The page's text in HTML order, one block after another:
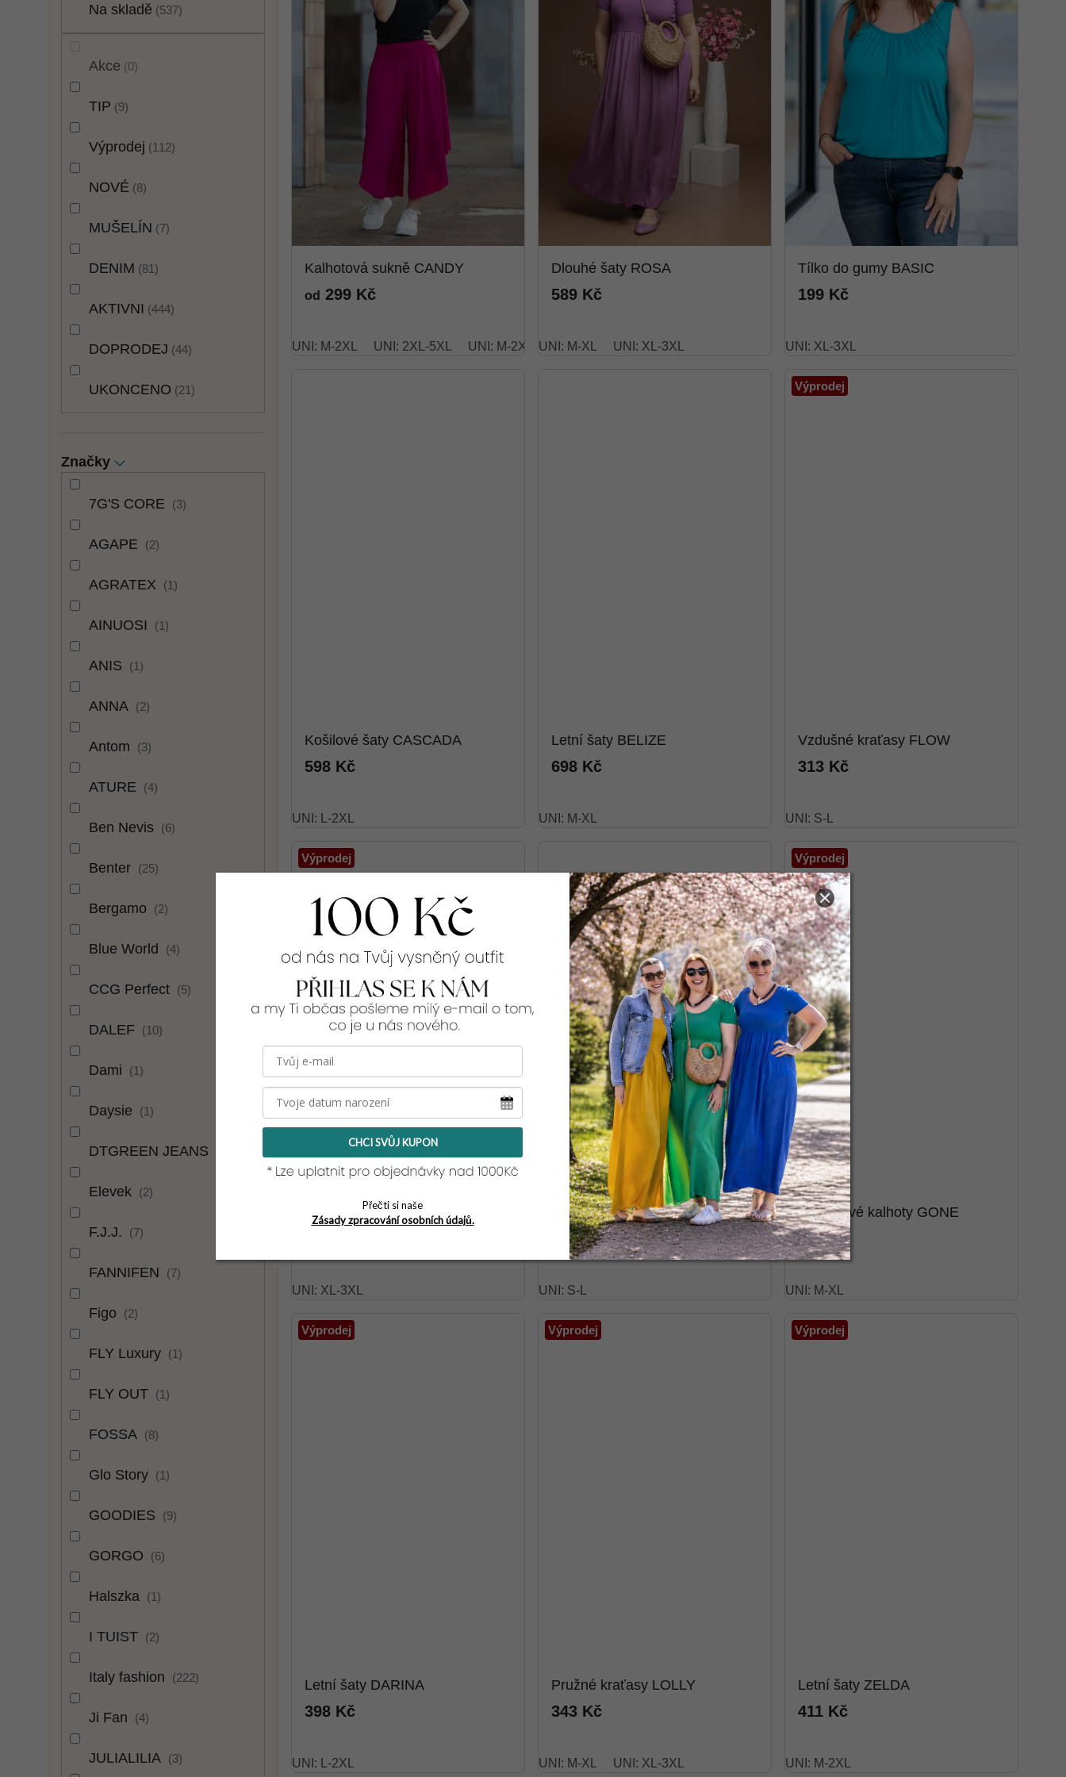
Na skladě 537
Akce 0
TIP 9
Výprodej 112
NOVÉ 8
MUŠELÍN 7
DENIM 81
AKTIVNI 444
DOPRODEJ 44
UKONCENO 21
Značky
7G'S CORE 3
AGAPE 2
AGRATEX 1
AINUOSI 1
ANIS 1
ANNA 2
Antom 3
ATURE 4
Ben Nevis 6
Benter 25
Bergamo 2
Blue World 4
CCG Perfect 5
DALEF 10
Dami 1
Daysie 1
DTGREEN JEANS
Elevek 2
F.J.J. 7
FANNIFEN 7
Figo 2
FLY Luxury 1
FLY OUT 1
FOSSA 8
Glo Story 1
GOODIES 9
GORGO 6
Halszka 1
I TUIST 2
Italy fashion 222
Ji Fan 4
JULIALILIA 3
Kalhotová sukně CANDY
od 299 Kč
UNI: M-2XL UNI: 2XL-5XL UNI: M-2XL short
Dlouhé šaty ROSA
589 Kč
UNI: M-XL UNI: XL-3XL
Tílko do gumy BASIC
199 Kč
UNI: XL-3XL
Košilové šaty CASCADA
598 Kč
UNI: L-2XL
Letní šaty BELIZE
698 Kč
UNI: M-XL
Výprodej
Vzdušné kraťasy FLOW
313 Kč
UNI: S-L
Výprodej
Letní tunika FARAO
UNI: XL-3XL
Dlouhá sukně JUSTINE
489 Kč
UNI: S-L
Výprodej
Harémové kalhoty GONE
349 Kč
UNI: M-XL
Výprodej
Letní šaty DARINA
398 Kč
UNI: L-2XL
Výprodej
Pružné kraťasy LOLLY
343 Kč
UNI: M-XL UNI: XL-3XL
Výprodej
Letní šaty ZELDA
411 Kč
UNI: M-2XL
CHCI SVŮJ KUPON
Přečti si naše
Zásady zpracování osobních údajů.